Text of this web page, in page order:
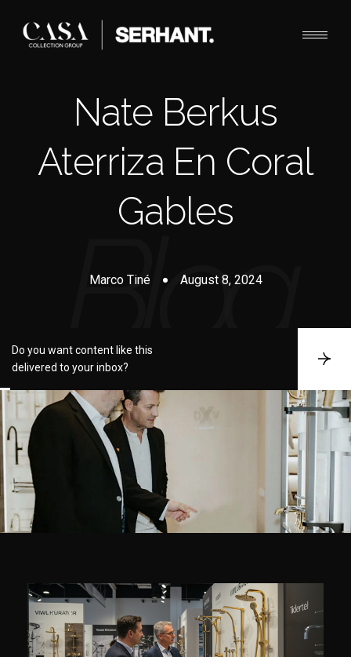
Nate Berkus
Aterriza En Coral
Gables
Marco Tiné August 8, 2024
Do you want content like this
delivered to your inbox?
S
b
s
c
r
b